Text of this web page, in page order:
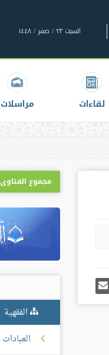
السبت ٢٣ / صفر / ١٤٤٨
لقاءات مراسلات
إرسل
إيميل
مجموع الفتاوى
الفقهية
العبادات